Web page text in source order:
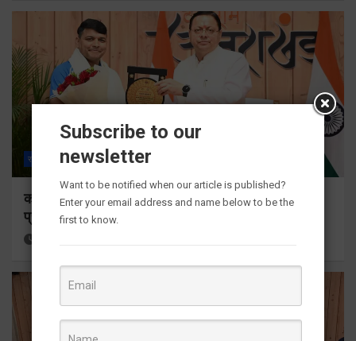
राज्य ALL देहरादून
कॉमनवेल्थ गेम्स 2026 के उत्तराखंड के पदक विजेताओं और
प्रशिक्षकों को मुख्यमंत्री धामी ने किया सम्मानित
Subscribe to our
newsletter
Want to be notified when our article is published?
Enter your email address and name below to be the
first to know.